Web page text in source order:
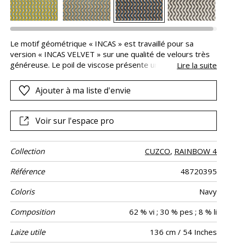
Le motif géométrique « INCAS » est travaillé pour sa
version « INCAS VELVET » sur une qualité de velours très
généreuse. Le poil de viscose présente un volume
dialoguent avec un contraste vibrant. Cette somptueuse
étoffe permet d’imaginer des fauteuils ou des canapés
Lire la suite
Ajouter à ma liste d'envie
Voir sur l'espace pro
Collection CUZCO, RAINBOW 4
Référence
48720395
Coloris
Navy
Composition
62 % vi ; 30 % pes ; 8 % li
Laize utile
136 cm / 54 Inches